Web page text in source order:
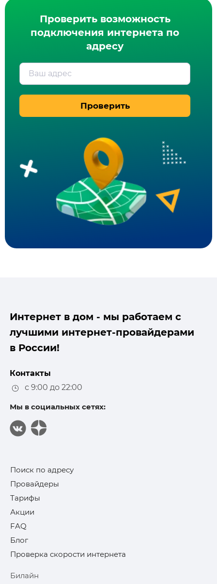
Проверить возможность
подключения интернета по
адресу
Ваш адрес
Проверить
Интернет в дом - мы работаем с
лучшими интернет-провайдерами
в России!
Контакты
с 9:00 до 22:00
Мы в социальных сетях:
Поиск по адресу
Провайдеры
Тарифы
Акции
FAQ
Блог
Проверка скорости интернета
Билайн